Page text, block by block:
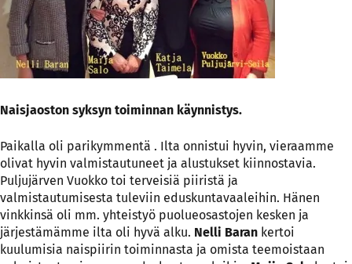
Naisjaoston syksyn toiminnan käynnistys.
Paikalla oli parikymmentä . Ilta onnistui hyvin, vieraamme
olivat hyvin valmistautuneet ja alustukset kiinnostavia.
Puljujärven Vuokko toi terveisiä piiristä ja
valmistautumisesta tuleviin eduskuntavaaleihin. Hänen
vinkkinsä oli mm. yhteistyö puolueosastojen kesken ja
järjestämämme ilta oli hyvä alku. Nelli Baran kertoi
kuulumisia naispiirin toiminnasta ja omista teemoistaan